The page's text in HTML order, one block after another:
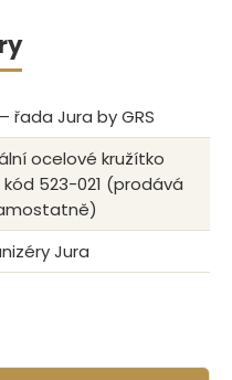
řada Jura by GRS
ocelové kružítko
kód 523-021 (prodává
Jura